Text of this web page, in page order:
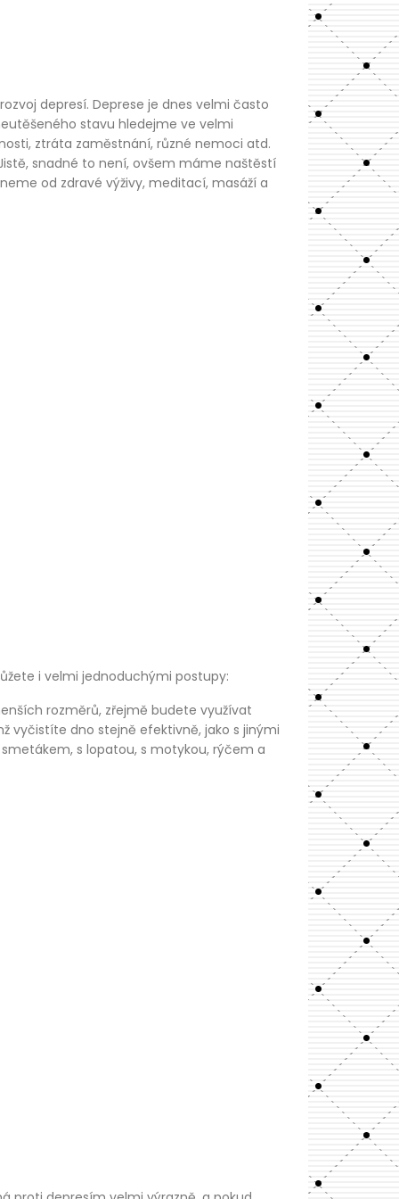
depresí. Deprese je dnes velmi často
stavu hledejme ve velmi
ztráta zaměstnání, různé nemoci atd.
snadné to není, ovšem máme naštěstí
od zdravé výživy, meditací, masáží a
i velmi jednoduchými postupy:
rozměrů, zřejmě budete využívat
vyčistíte dno stejně efektivně, jako s jinými
s lopatou, s motykou, rýčem a